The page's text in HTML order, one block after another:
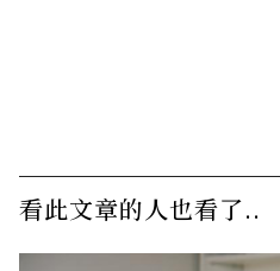
看此文章的人也看了..